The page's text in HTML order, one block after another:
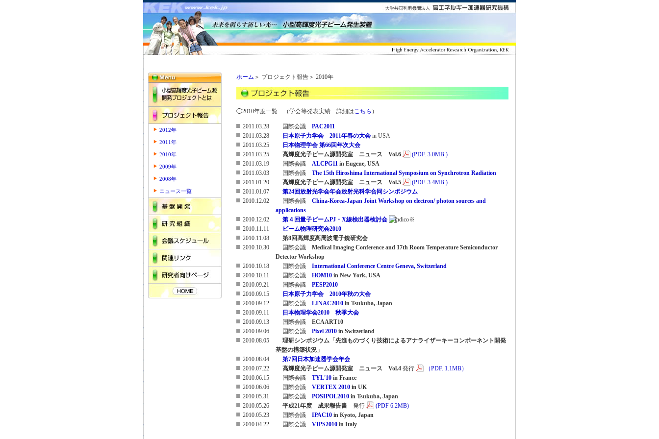
2012年
2011年
2010年
2009年
2008年
ニュース一覧
ホーム ＞ プロジェクト報告＞ 2010年
◯2010年度一覧 （学会等発表実績 詳細は こちら ）
2011.03.28 国際会議 PAC2011
2011.03.28
日本原子力学会 2011年春の大会 in USA
2011.03.25
日本物理学会 第66回年次大会
2011.03.25
高輝度光子ビーム源開発室 ニュース Vol.6
(PDF. 3.0MB )
2011.03.19
国際会議 ALCPG11 in Eugene, USA
2011.03.03
国際会議 The 15th Hiroshima International Symposium on Synchrotron Radiation
2011.01.20
高輝度光子ビーム源開発室 ニュース Vol.5
(PDF. 3.4MB )
2011.01.07
第24回放射光学会年会放射光科学合同シンポジウム
2010.12.02
国際会議 China-Korea-Japan Joint Workshop on electron/ photon sources and
applications
2010.12.02
第４回量子ビームPJ・X線検出器検討会
※
2010.11.11
ビーム物理研究会2010
2010.11.08
第8回高輝度高周波電子銃研究会
2010.10.30
国際会議 Medical Imaging Conference and 17th Room Temperature Semiconductor
Detector Workshop
2010.10.18
国際会議 International Conference Centre Geneva, Switzerland
2010.10.11
国際会議 HOM10 in New York, USA
2010.09.21
国際会議 PESP2010
2010.09.15
日本原子力学会 2010年秋の大会
2010.09.12
国際会議 LINAC2010 in Tsukuba, Japan
2010.09.11
日本物理学会2010 秋季大会
2010.09.13
国際会議 ECAART10
2010.09.06
国際会議 Pixel 2010 in Switzerland
2010.08.05
理研シンポジウム「先進ものづくり技術によるアナライザーキーコンポーネント開発
基盤の構築状況」
2010.08.04
第7回日本加速器学会年会
2010.07.22
高輝度光子ビーム源開発室 ニュース Vol.4 発行
（PDF. 1.1MB）
2010.06.15
国際会議 TYL'10 in France
2010.06.06
国際会議 VERTEX 2010 in UK
2010.05.31
国際会議 POSIPOL2010 in Tsukuba, Japan
2010.05.26
平成21年度 成果報告書 発行
(PDF 6.2MB)
2010.05.23
国際会議 IPAC10 in Kyoto, Japan
2010.04.22
国際会議 VIPS2010 in Italy